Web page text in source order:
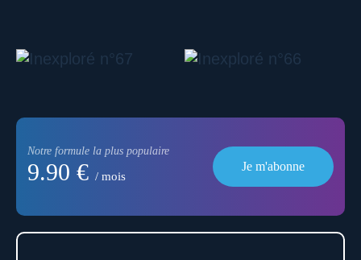
Notre formule la plus populaire
9.90 € / mois
Je m'abonne